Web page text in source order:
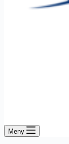
Meny